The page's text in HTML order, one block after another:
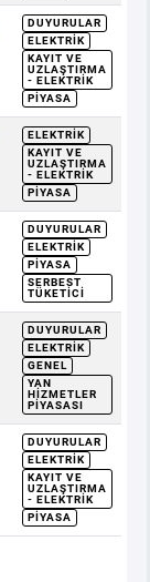
DUYURULAR
ELEKTRIK
KAYIT VE
UZLAŞTIRMA
- ELEKTRIK
PIYASA
ELEKTRIK
KAYIT VE
UZLAŞTIRMA
- ELEKTRIK
PIYASA
DUYURULAR
ELEKTRIK
PIYASA
SERBEST
TÜKETICI
DUYURULAR
ELEKTRIK
GENEL
YAN
HIZMETLER
PIYASASI
DUYURULAR
ELEKTRIK
KAYIT VE
UZLAŞTIRMA
- ELEKTRIK
PIYASA